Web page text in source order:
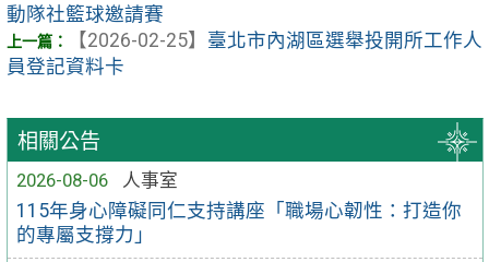
相關公告
2026-08-06
人事室
115年身心障礙同仁支持講座「職場心韌性：打造你
的專屬支撐力」
動隊社籃球邀請賽
【2026-02-25】 臺北市內湖區選舉投開所工作人
員登記資料卡